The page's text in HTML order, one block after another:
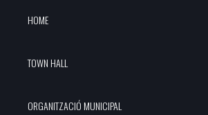
HOME
TOWN HALL
ORGANITZACIÓ MUNICIPAL